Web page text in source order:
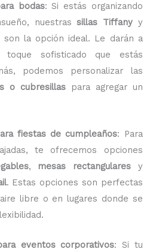
bodas: Si estás organizando
nuestrassillas Tiffanyy
son la opción ideal. Le darán a
sofisticado que estás
podemos personalizar las
o cubresillaspara agregar un
fiestas de cumpleaños: Para
te ofrecemos opciones
, mesas rectangularesy
. Estas opciones son perfectas
libre o en lugares donde se
eventos corporativos: Si tu